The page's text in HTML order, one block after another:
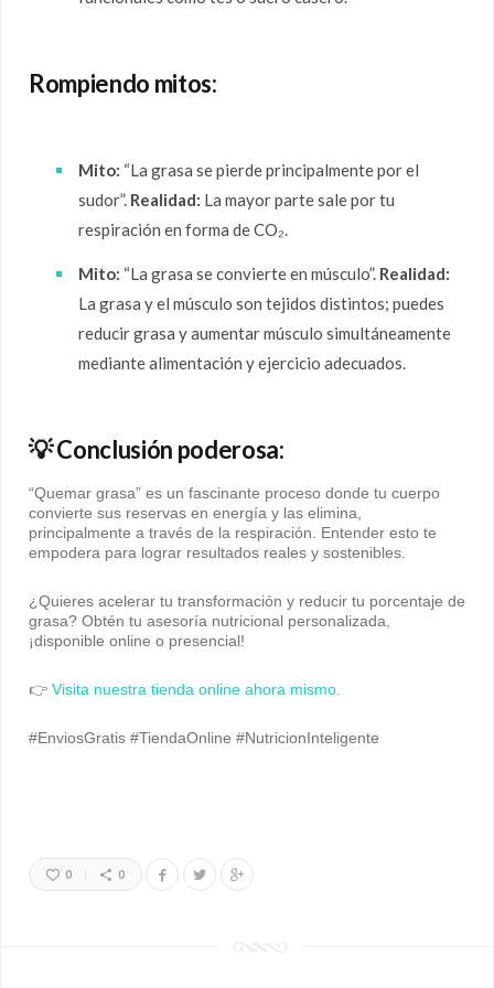
Rompiendo mitos:
Mito: “La grasa se pierde principalmente por el
sudor”. Realidad: La mayor parte sale por tu
respiración en forma de CO₂.
Mito: “La grasa se convierte en músculo”. Realidad:
La grasa y el músculo son tejidos distintos; puedes
reducir grasa y aumentar músculo simultáneamente
mediante alimentación y ejercicio adecuados.
💡 Conclusión poderosa:
“Quemar grasa” es un fascinante proceso donde tu cuerpo
convierte sus reservas en energía y las elimina,
principalmente a través de la respiración. Entender esto te
empodera para lograr resultados reales y sostenibles.
¿Quieres acelerar tu transformación y reducir tu porcentaje de
grasa? Obtén tu asesoría nutricional personalizada,
¡disponible online o presencial!
👉 Visita nuestra tienda online ahora mismo.
#EnviosGratis #TiendaOnline #NutricionInteligente
0 0